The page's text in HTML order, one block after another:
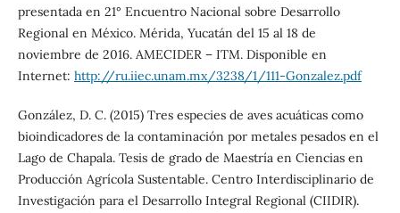
presentada en 21° Encuentro Nacional sobre Desarrollo
Regional en México. Mérida, Yucatán del 15 al 18 de
noviembre de 2016. AMECIDER – ITM. Disponible en
Internet: http://ru.iiec.unam.mx/3238/1/111-Gonzalez.pdf
González, D. C. (2015) Tres especies de aves acuáticas como
bioindicadores de la contaminación por metales pesados en el
Lago de Chapala. Tesis de grado de Maestría en Ciencias en
Producción Agrícola Sustentable. Centro Interdisciplinario de
Investigación para el Desarrollo Integral Regional (CIIDIR).